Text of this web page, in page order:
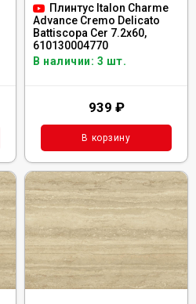
Плинтус Italon Charme
Advance Cremo Delicato
Battiscopa Сer 7.2x60,
610130004770
В наличии: 3 шт.
939 ₽
В корзину